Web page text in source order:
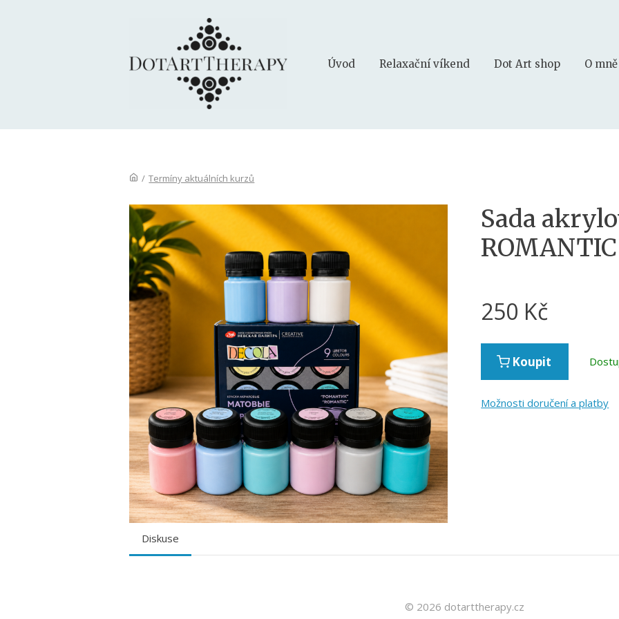
Úvod Relaxační víkend Dot Art shop O mně
/ Termíny aktuálních kurzů
Sada
ROMANTIC
250 Kč
Koupit
Možnosti doručení a platby
Diskuse
© 2026 dotarttherapy.cz